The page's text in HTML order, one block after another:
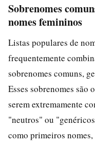
Sobrenomes
nomes femininos
Listas populares de
frequentemente
sobrenomes comuns,
Esses sobrenomes são
serem extremamente
"neutros" ou
como primeiros nomes,